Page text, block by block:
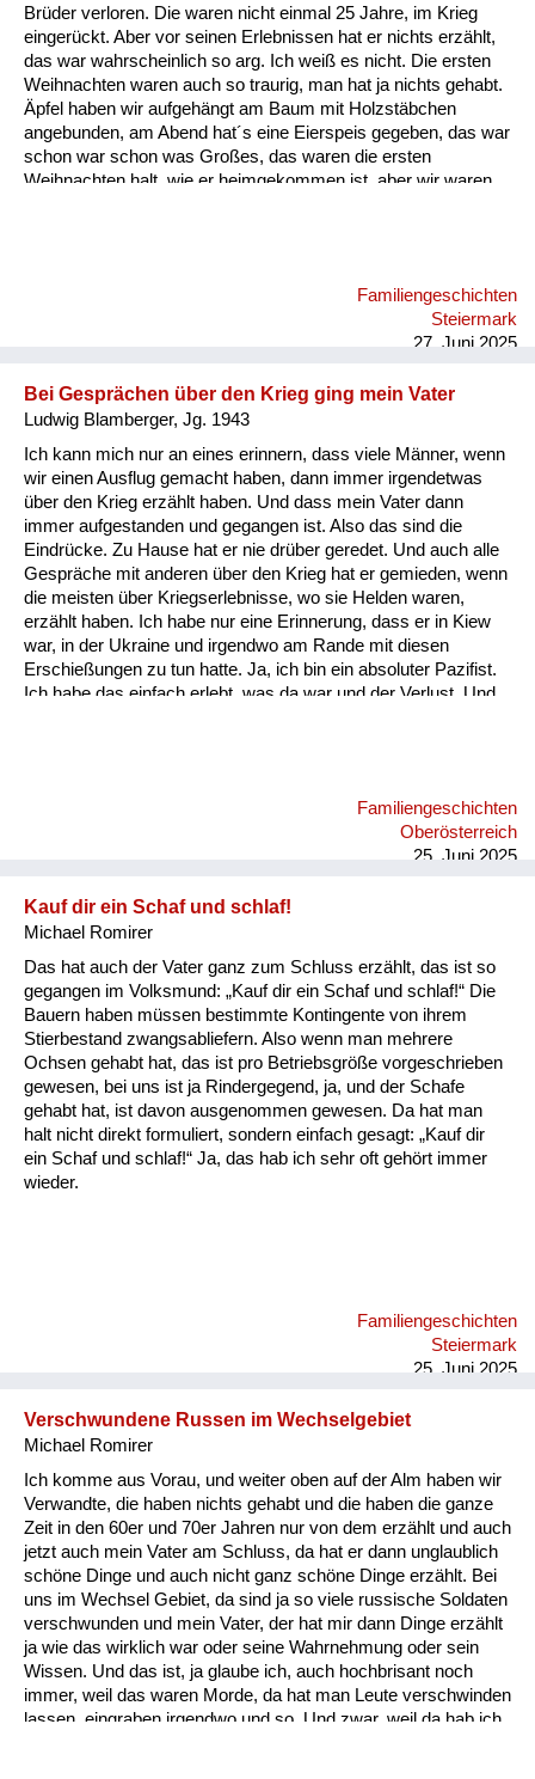
Brüder verloren. Die waren nicht einmal 25 Jahre, im Krieg
eingerückt. Aber vor seinen Erlebnissen hat er nichts erzählt,
das war wahrscheinlich so arg. Ich weiß es nicht. Die ersten
Weihnachten waren auch so traurig, man hat ja nichts gehabt.
Äpfel haben wir aufgehängt am Baum mit Holzstäbchen
angebunden, am Abend hat´s eine Eierspeis gegeben, das war
schon war schon was Großes, das waren die ersten
Weihnachten halt, wie er heimgekommen ist, aber wir waren
Familiengeschichten
Steiermark
27. Juni 2025
Bei Gesprächen über den Krieg ging mein Vater
Ludwig Blamberger, Jg. 1943
Ich kann mich nur an eines erinnern, dass viele Männer, wenn
wir einen Ausflug gemacht haben, dann immer irgendetwas
über den Krieg erzählt haben. Und dass mein Vater dann
immer aufgestanden und gegangen ist. Also das sind die
Eindrücke. Zu Hause hat er nie drüber geredet. Und auch alle
Gespräche mit anderen über den Krieg hat er gemieden, wenn
die meisten über Kriegserlebnisse, wo sie Helden waren,
erzählt haben. Ich habe nur eine Erinnerung, dass er in Kiew
war, in der Ukraine und irgendwo am Rande mit diesen
Erschießungen zu tun hatte. Ja, ich bin ein absoluter Pazifist.
Ich habe das einfach erlebt, was da war und der Verlust. Und
über Kontinente hinweg anbrüllt, und das ist einfach eine
Familiengeschichten
Oberösterreich
25. Juni 2025
Kauf dir ein Schaf und schlaf!
Michael Romirer
Das hat auch der Vater ganz zum Schluss erzählt, das ist so
gegangen im Volksmund: „Kauf dir ein Schaf und schlaf!“ Die
Bauern haben müssen bestimmte Kontingente von ihrem
Stierbestand zwangsabliefern. Also wenn man mehrere
Ochsen gehabt hat, das ist pro Betriebsgröße vorgeschrieben
gewesen, bei uns ist ja Rindergegend, ja, und der Schafe
gehabt hat, ist davon ausgenommen gewesen. Da hat man
halt nicht direkt formuliert, sondern einfach gesagt: „Kauf dir
ein Schaf und schlaf!“ Ja, das hab ich sehr oft gehört immer
wieder.
Familiengeschichten
Steiermark
25. Juni 2025
Verschwundene Russen im Wechselgebiet
Michael Romirer
Ich komme aus Vorau, und weiter oben auf der Alm haben wir
Verwandte, die haben nichts gehabt und die haben die ganze
Zeit in den 60er und 70er Jahren nur von dem erzählt und auch
jetzt auch mein Vater am Schluss, da hat er dann unglaublich
schöne Dinge und auch nicht ganz schöne Dinge erzählt. Bei
uns im Wechsel Gebiet, da sind ja so viele russische Soldaten
verschwunden und mein Vater, der hat mir dann Dinge erzählt
ja wie das wirklich war oder seine Wahrnehmung oder sein
Wissen. Und das ist, ja glaube ich, auch hochbrisant noch
immer, weil das waren Morde, da hat man Leute verschwinden
lassen, eingraben irgendwo und so. Und zwar, weil da hab ich